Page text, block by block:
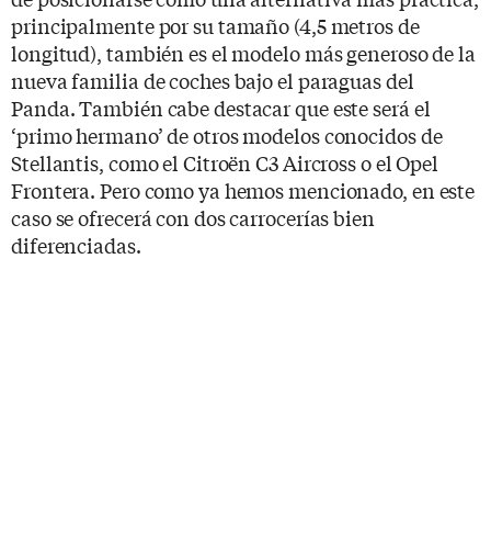
principalmente por su tamaño (4,5 metros de
longitud), también es el modelo más generoso de la
nueva familia de coches bajo el paraguas del
Panda. También cabe destacar que este será el
‘primo hermano’ de otros modelos conocidos de
Stellantis, como el Citroën C3 Aircross o el Opel
Frontera. Pero como ya hemos mencionado, en este
caso se ofrecerá con dos carrocerías bien
diferenciadas.